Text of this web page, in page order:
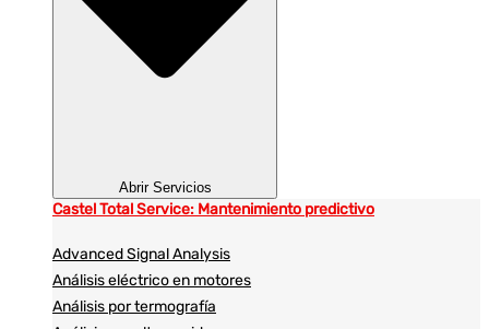
Abrir Servicios
Castel Total Service: Mantenimiento predictivo
Advanced Signal Analysis
Análisis eléctrico en motores
Análisis por termografía